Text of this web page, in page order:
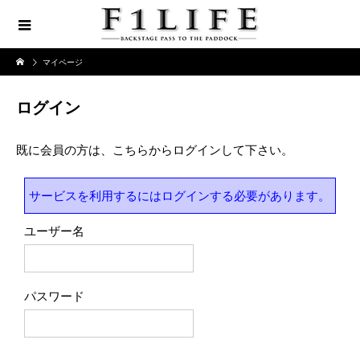
マイページ
ログイン
既に会員の方は、こちらからログインして下さい。
サービスを利用するにはログインする必要があります。
ユーザー名
パスワード